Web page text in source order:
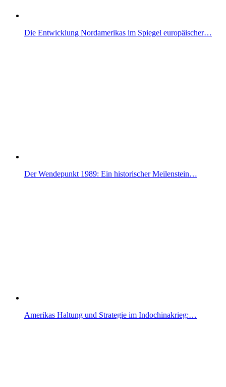
Die Entwicklung Nordamerikas im Spiegel europäischer…
Der Wendepunkt 1989: Ein historischer Meilenstein…
Amerikas Haltung und Strategie im Indochinakrieg:…